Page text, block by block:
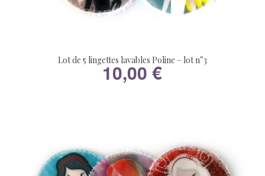
Lot de 5 lingettes lavables Poline – lot n°3
10,00€